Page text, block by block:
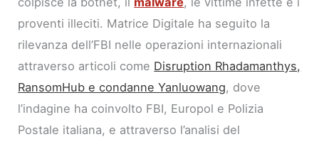
proventi illeciti. Matrice Digitale ha seguito la
rilevanza dell’FBI nelle operazioni internazionali
attraverso articoli come Disruption Rhadamanthys,
RansomHub e condanne Yanluowang, dove
l’indagine ha coinvolto FBI, Europol e Polizia
Postale italiana, e attraverso l’analisi del